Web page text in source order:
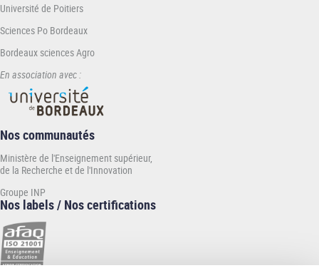
Université de Poitiers
Sciences Po Bordeaux
Bordeaux sciences Agro
En association avec :
Nos communautés
Ministère de l'Enseignement supérieur,
de la Recherche et de l'Innovation
Groupe INP
Nos labels / Nos certifications